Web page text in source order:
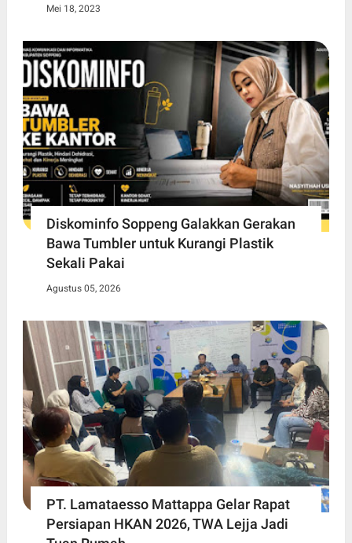
Mei 18, 2023
Diskominfo Soppeng Galakkan Gerakan
Bawa Tumbler untuk Kurangi Plastik
Sekali Pakai
Agustus 05, 2026
PT. Lamataesso Mattappa Gelar Rapat
Persiapan HKAN 2026, TWA Lejja Jadi